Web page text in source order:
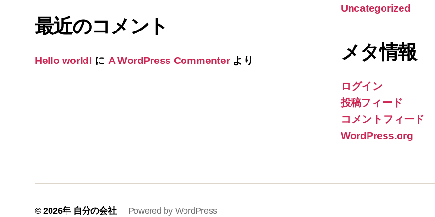
最近のコメント
Hello world! に A WordPress Commenterより
Uncategorized
メタ情報
ログイン
投稿フィード
コメントフィード
WordPress.org
© 2026年 自分の会社 Powered by WordPress